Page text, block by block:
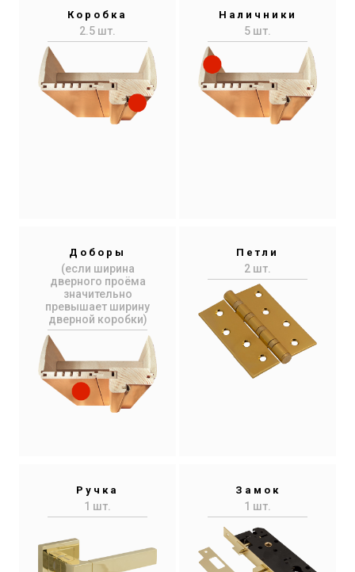
Коробка
2.5 шт.
Наличники
5 шт.
Доборы
(если ширина
дверного проёма
значительно
превышает ширину
дверной коробки)
Петли
2 шт.
Ручка
1 шт.
Замок
1 шт.